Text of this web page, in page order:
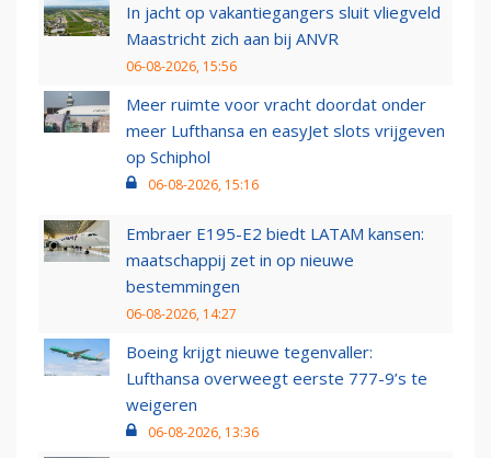
In jacht op vakantiegangers sluit vliegveld
Maastricht zich aan bij ANVR
06-08-2026, 15:56
Meer ruimte voor vracht doordat onder
meer Lufthansa en easyJet slots vrijgeven
op Schiphol
06-08-2026, 15:16
Embraer E195-E2 biedt LATAM kansen:
maatschappij zet in op nieuwe
bestemmingen
06-08-2026, 14:27
Boeing krijgt nieuwe tegenvaller:
Lufthansa overweegt eerste 777-9’s te
weigeren
06-08-2026, 13:36